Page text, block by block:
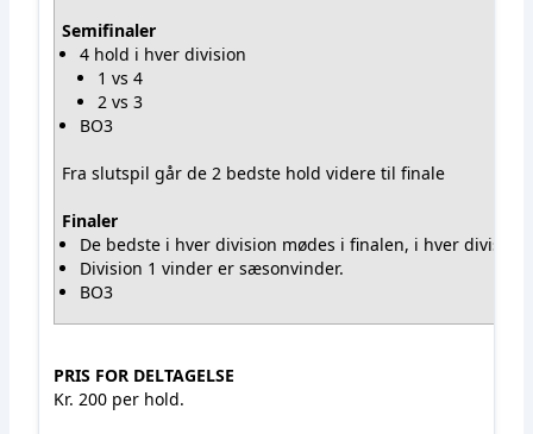
Semifinaler
4 hold i hver division
1 vs 4
2 vs 3
BO3
Fra slutspil går de 2 bedste hold videre til finale
Finaler
De bedste i hver division mødes i finalen, i hver division.
Division 1 vinder er sæsonvinder.
BO3
PRIS FOR DELTAGELSE
Kr. 200 per hold.